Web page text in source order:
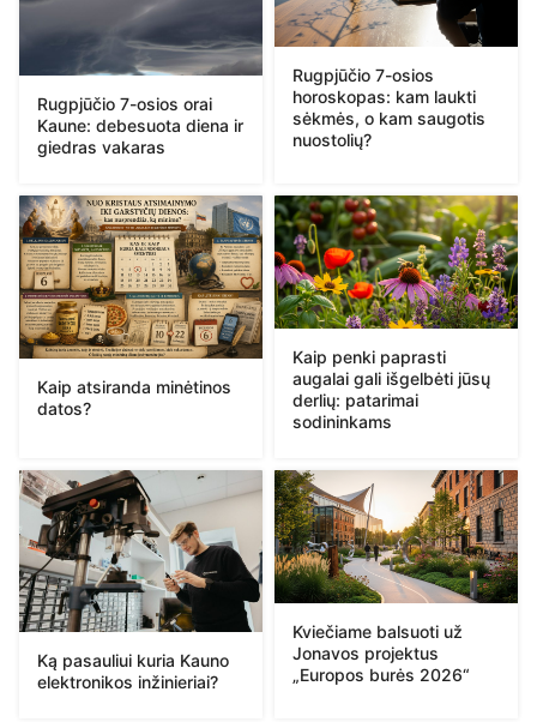
Rugpjūčio 7-osios orai
Kaune: debesuota diena ir
giedras vakaras
Rugpjūčio 7-osios
horoskopas: kam laukti
sėkmės, o kam saugotis
nuostolių?
Kaip atsiranda minėtinos
datos?
Kaip penki paprasti
augalai gali išgelbėti jūsų
derlių: patarimai
sodininkams
Ką pasauliui kuria Kauno
elektronikos inžinieriai?
Kviečiame balsuoti už
Jonavos projektus
„Europos burės 2026“